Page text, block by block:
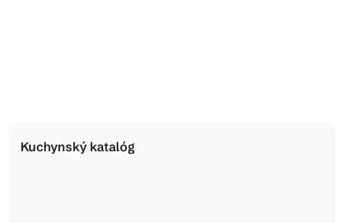
Kuchynský katalóg